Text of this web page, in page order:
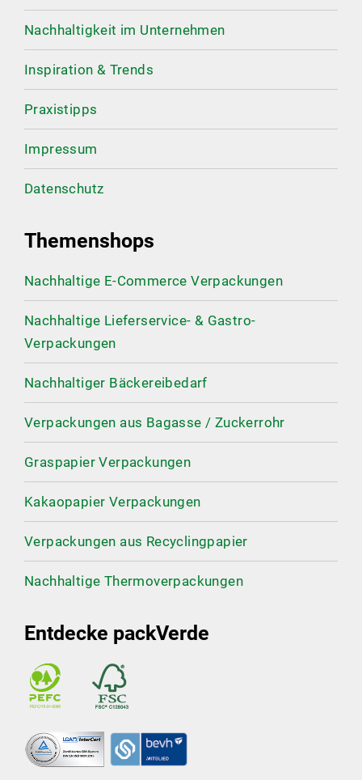
Nachhaltigkeit im Unternehmen
Inspiration & Trends
Praxistipps
Impressum
Datenschutz
Themenshops
Nachhaltige E-Commerce Verpackungen
Nachhaltige Lieferservice- & Gastro-
Verpackungen
Nachhaltiger Bäckereibedarf
Verpackungen aus Bagasse / Zuckerrohr
Graspapier Verpackungen
Kakaopapier Verpackungen
Verpackungen aus Recyclingpapier
Nachhaltige Thermoverpackungen
Entdecke packVerde